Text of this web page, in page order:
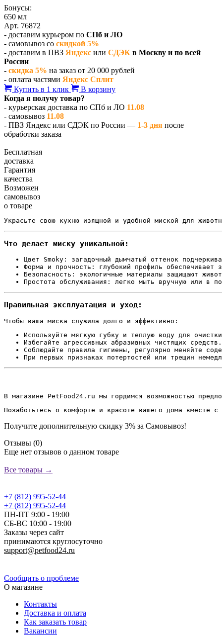
Бонусы:
650 мл
Арт. 76872
- доставим курьером по СПб и ЛО
- самовывоз со скидкой 5%
- доставим в ПВЗ Яндекс или СДЭК в Москву и по всей
России
- скидка 5% на заказ от 20 000 рублей
- оплата частями Яндекс Сплит
Купить в 1 клик
В корзину
Когда я получу товар?
- курьерская доставка по СПб и ЛО 11.08
- самовывоз 11.08
- ПВЗ Яндекс или СДЭК по России — 1-3 дня после
обработки заказа
Бесплатная
доставка
Гарантия
качества
Возможен
самовывоз
о товаре
Украсьте свою кухню изящной и удобной миской для
Что делает миску уникальной:
Цвет Smoky: загадочный дымчатый оттенок
Форма и прочность: глубокий профиль обеспечивает
Безопасность: экологичные материалы защищают
Простота обслуживания: легко мыть вручную или в
Правильная эксплуатация и уход:
Чтобы ваша миска служила долго и эффективно:
Используйте мягкую губку и теплую воду для
Избегайте агрессивных абразивных чистящих средств.
Соблюдайте правила гигиены, регулярно меняйте
При первых признаках потертостей или трещин
В магазине PetFood24.ru мы гордимся возможностью
Позаботьтесь о комфорте и красоте вашего дома вместе
Получите дополнительную скидку 3% за Самовывоз!
Отзывы (0)
Еще нет отзывов о данном товаре
Все товары →
+7 (812) 995-52-44
+7 (812) 995-52-44
ПН-ПТ 9:00 - 19:00
СБ-ВС 10:00 - 19:00
Заказы через сайт
принимаются круглосуточно
support@petfood24.ru
Сообщить о проблеме
О магазине
Контакты
Доставка и оплата
Как заказать товар
Вакансии